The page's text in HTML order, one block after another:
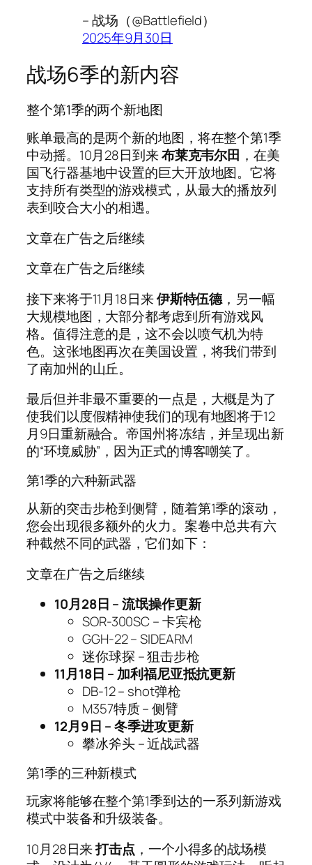
– 战场（@Battlefield）
2025年9月30日
战场6季的新内容
整个第1季的两个新地图
账单最高的是两个新的地图，将在整个第1季
中动摇。10月28日到来布莱克韦尔田 ，在美
国飞行器基地中设置的巨大开放地图。它将
支持所有类型的游戏模式，从最大的播放列
表到咬合大小的相遇。
文章在广告之后继续
文章在广告之后继续
接下来将于11月18日来伊斯特伍德，另一幅
大规模地图，大部分都考虑到所有游戏风
格。值得注意的是，这不会以喷气机为特
色。这张地图再次在美国设置，将我们带到
了南加州的山丘。
最后但并非最不重要的一点是，大概是为了
使我们以度假精神使我们的现有地图将于12
月9日重新融合。帝国州将冻结，并呈现出新
的“环境威胁”，因为正式的博客嘲笑了。
第1季的六种新武器
从新的突击步枪到侧臂，随着第1季的滚动，
您会出现很多额外的火力。案卷中总共有六
种截然不同的武器，它们如下：
文章在广告之后继续
10月28日 – 流氓操作更新
SOR-300SC – 卡宾枪
GGH-22 – SIDEARM
迷你球探 – 狙击步枪
11月18日 – 加利福尼亚抵抗更新
DB-12 – shot弹枪
M357特质 – 侧臂
12月9日 – 冬季进攻更新
攀冰斧头 – 近战武器
第1季的三种新模式
玩家将能够在整个第1季到达的一系列新游戏
模式中装备和升级装备。
10月28日来打击点 ，一个小得多的战场模